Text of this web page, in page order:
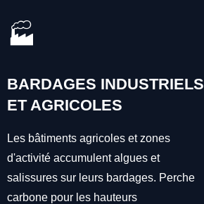
🏭
BARDAGES INDUSTRIELS
ET AGRICOLES
Les bâtiments agricoles et zones
d'activité accumulent algues et
salissures sur leurs bardages. Perche
carbone pour les hauteurs